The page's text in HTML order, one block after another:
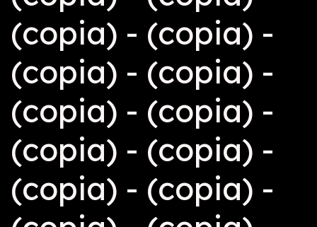
(copia) - (copia) -
(copia) - (copia) -
(copia) - (copia) -
(copia) - (copia) -
(copia) - (copia) -